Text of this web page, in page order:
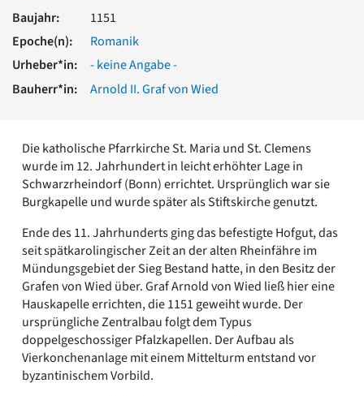
Romanik
Römische Antike
Über uns
Über baukunst-nrw
Kontakt
Impressum
Datenschutz
Suchbegriff eingeben
Baujahr:
1151
Epoche(n):
Romanik
Urheber*in:
- keine Angabe -
Bauherr*in:
Arnold II. Graf von Wied
Die katholische Pfarrkirche St. Maria und St. Clemens
wurde im 12. Jahrhundert in leicht erhöhter Lage in
Schwarzrheindorf (Bonn) errichtet. Ursprünglich war sie
Burgkapelle und wurde später als Stiftskirche genutzt.
Ende des 11. Jahrhunderts ging das befestigte Hofgut, das
seit spätkarolingischer Zeit an der alten Rheinfähre im
Mündungsgebiet der Sieg Bestand hatte, in den Besitz der
Grafen von Wied über. Graf Arnold von Wied ließ hier eine
Hauskapelle errichten, die 1151 geweiht wurde. Der
ursprüngliche Zentralbau folgt dem Typus
doppelgeschossiger Pfalzkapellen. Der Aufbau als
Vierkonchenanlage mit einem Mittelturm entstand vor
byzantinischem Vorbild.